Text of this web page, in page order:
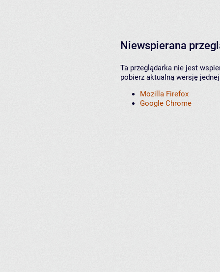
Niewspierana
Ta przeglądarka nie jest
pobierz aktualną wersję
Mozilla Firefox
Google Chrome